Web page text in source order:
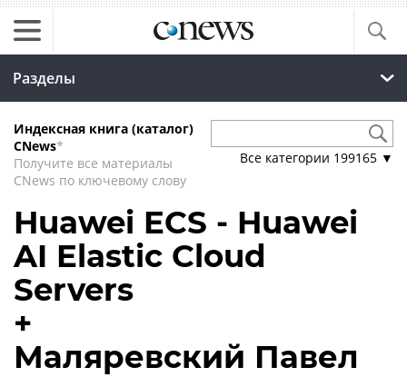
Разделы
Индексная книга (каталог)
CNews*
Получите все материалы
CNews по ключевому слову
Все категории 199165 ▼
Huawei ECS - Huawei
AI Elastic Cloud
Servers
+
Маляревский Павел